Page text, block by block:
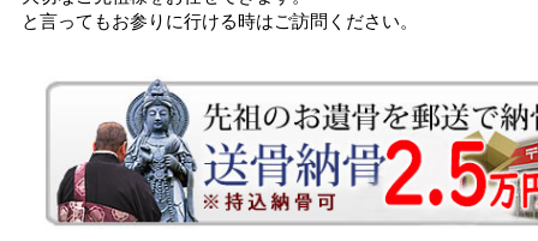
と言ってもお参りに行ける時はご訪問ください。